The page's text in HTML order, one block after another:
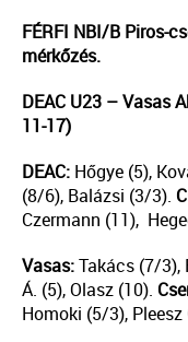
FÉRFI NBI/B Piros-
mérkőzés.
DEAC U23 – Vasas
11-17)
DEAC: Hőgye (5),
(8/6), Balázsi (3/3).
Czermann (11),
Vasas:Takács (7/3),
Á. (5), Olasz (10).
Homoki (5/3), Pleesz